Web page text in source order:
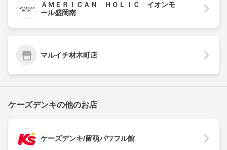
ＡＭＥＲＩＣＡＮ ＨＯＬＩＣ イオンモ
ール盛岡南
マルイチ材木町店
ケーズデンキの他のお店
ケーズデンキ/留萌パワフル館